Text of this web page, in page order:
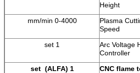
Height
Plasma
Speed
0-4000 mm/min
Arc Voltage
Controller
1 set
CNC flame
1 set (ALFA)